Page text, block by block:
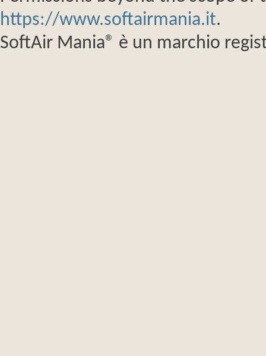
https://www.softairmania.it.
SoftAir Mania® è un marchio